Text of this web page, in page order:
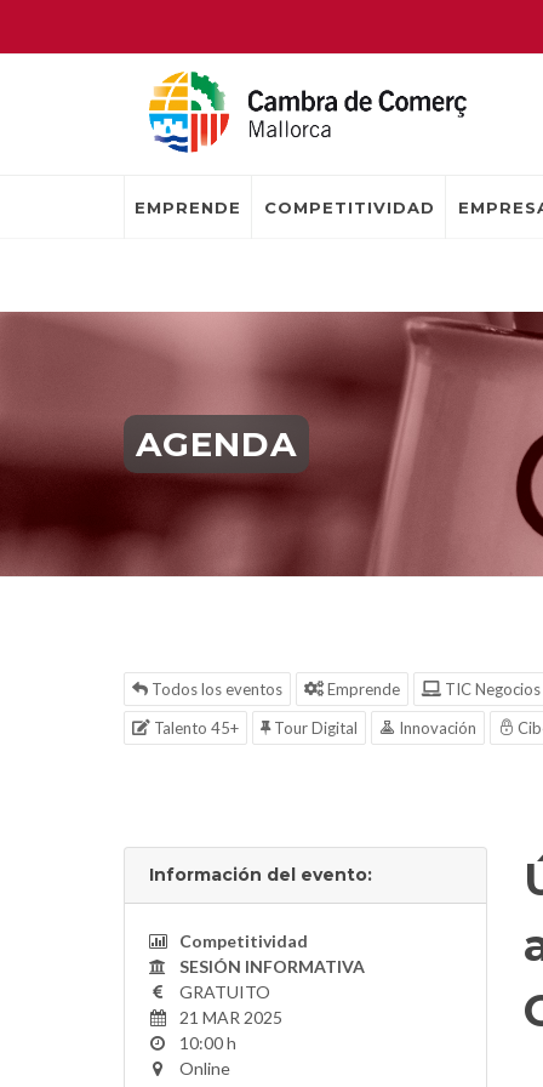
EMPRENDE COMPETITIVIDAD
AGENDA
Todos los eventos Emprende
TIC Negocios
Talento 45+
Tour Digital Innovación
Información del evento:
Competitividad
SESIÓN INFORMATIVA
GRATUITO
21 MAR 2025
10:00 h
Online